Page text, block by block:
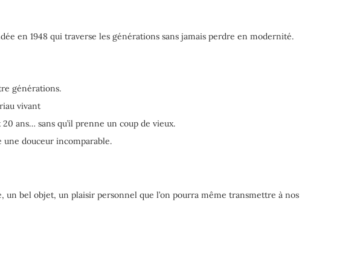
en 1948 qui traverse les générations sans jamais perdre en modernité.
générations.
vivant
ans… sans qu’il prenne un coup de vieux.
douceur incomparable.
bel objet, un plaisir personnel que l’on pourra même transmettre à nos